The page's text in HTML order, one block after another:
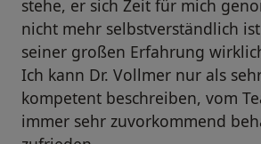
stehe, er sich Zeit für mich
nicht mehr selbstverständlich
seiner großen Erfahrung
Ich kann Dr. Vollmer nur als
kompetent beschreiben, vom
immer sehr zuvorkommend